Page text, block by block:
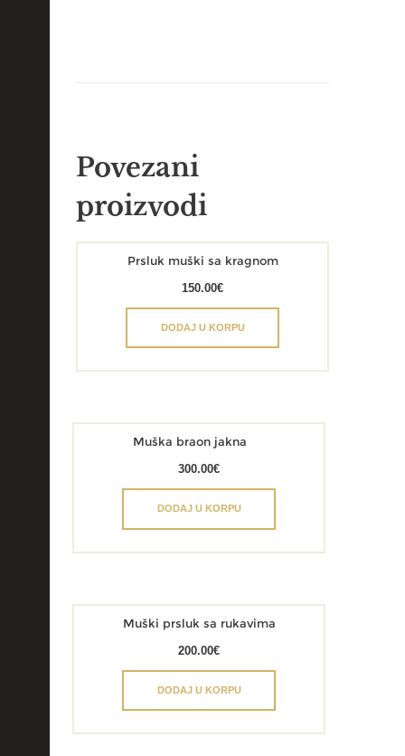
Povezani
proizvodi
Prsluk muški sa kragnom
150.00€
DODAJ U KORPU
Muška braon jakna
300.00€
DODAJ U KORPU
Muški prsluk sa rukavima
200.00€
DODAJ U KORPU